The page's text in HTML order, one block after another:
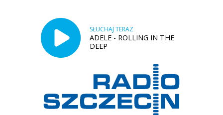
SŁUCHAJ TERAZ
ADELE - ROLLING IN THE
DEEP